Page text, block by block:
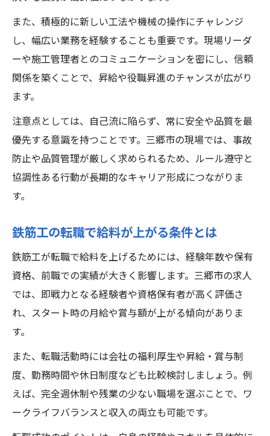
また、積極的に新しい工法や機械の操作にチャレンジ
し、幅広い業務を経験することも重要です。現場リーダ
ーや施工管理者とのコミュニケーションを密にし、信頼
関係を築くことで、昇給や役職昇進のチャンスが広がり
ます。
注意点としては、自己流に陥らず、常に安全や品質を最
優先する意識を持つことです。三郷市の現場では、事故
防止や品質管理が厳しく求められるため、ルール遵守と
協調性ある行動が長期的なキャリア形成につながりま
す。
鉄筋工の転職で給料が上がる条件とは
鉄筋工が転職で給料を上げるためには、経験年数や保有
資格、前職での実績が大きく影響します。三郷市の求人
では、即戦力となる経験者や資格保有者が高く評価さ
れ、スタート時の月給や賞与額が上がる傾向がありま
す。
また、転職活動時には会社の福利厚生や昇給・賞与制
度、勤務時間や休日制度なども比較検討しましょう。例
えば、完全週休制や残業の少ない職場を選ぶことで、ワ
ークライフバランスと収入の両立も可能です。